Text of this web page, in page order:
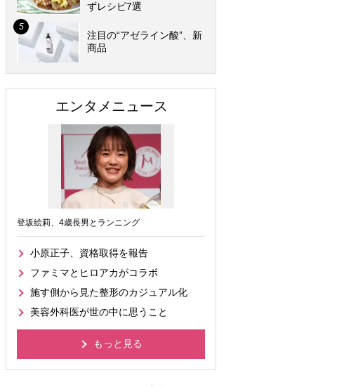
ずレシピ7選
注目の“アゼライン酸”、新
商品
エンタメニュース
登坂絵莉、4歳長男とランニング
小原正子、資格取得を報告
ファミマとヒロアカがコラボ
施す側から見た整形のカジュアル化
美容外科医が世の中に思うこと
もっと見る